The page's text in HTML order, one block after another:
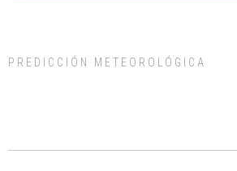
días, ella incluida...
PREDICCIÓN METEOROLÓGICA